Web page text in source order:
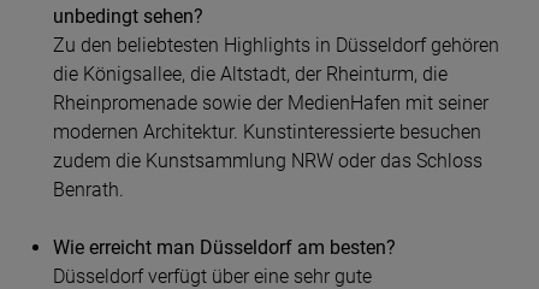
unbedingt sehen?
Zu den beliebtesten Highlights in Düsseldorfgehören
die Königsallee, die Altstadt, der Rheinturm, die
Rheinpromenade sowie der MedienHafen mit seiner
modernen Architektur. Kunstinteressierte besuchen
zudem die Kunstsammlung NRW oder das Schloss
Benrath.
Wie erreicht man Düsseldorf am besten?
Düsseldorfverfügt über eine sehr gute